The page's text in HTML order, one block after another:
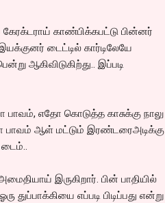
காண்பிக்கபட்டு பின்னர்
டைட்டில் கார்டிலேயே
ஆகிவிடுகிற்து.. இப்படி
எதோ கொடுத்த காசுக்கு நாலு
பாவம் ஆள் மட்டும் இரண்டரைஅடிக்கு
இருகிறார். பின் பாதியில்
எப்படி பிடிப்பது என்று